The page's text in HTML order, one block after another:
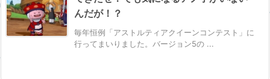
んだが！？
毎年恒例「アストルティアクイーンコンテスト」に
行ってまいりました。バージョン5の ...